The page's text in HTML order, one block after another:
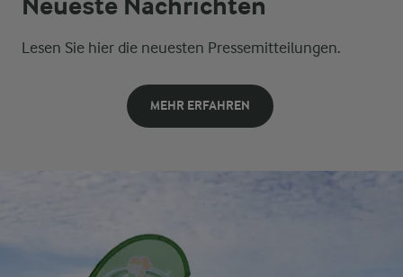
Lesen Sie hier die neuesten Pressemitteilungen.
MEHR ERFAHREN